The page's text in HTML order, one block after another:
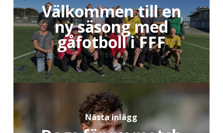
Välkommen till en
ny säsong med
gåfotboll i FFF
Nästa inlägg